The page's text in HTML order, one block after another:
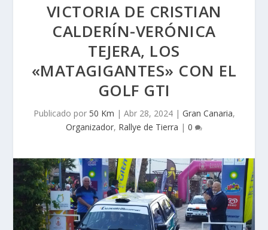
VICTORIA DE CRISTIAN
CALDERÍN-VERÓNICA
TEJERA, LOS
«MATAGIGANTES» CON EL
GOLF GTI
Publicado por 50 Km | Abr 28, 2024| Gran Canaria,
Organizador, Rallye de Tierra | 0